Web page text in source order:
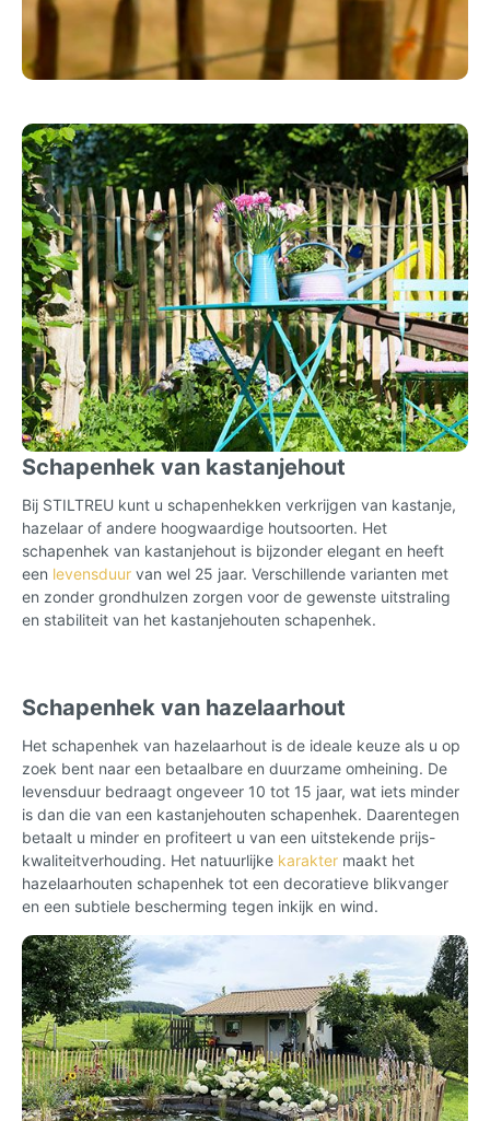
Schapenhek van kastanjehout
Bij STILTREU kunt u schapenhekken verkrijgen van kastanje,
hazelaar of andere hoogwaardige houtsoorten. Het
schapenhek van kastanjehout is bijzonder elegant en heeft
een levensduur van wel 25 jaar. Verschillende varianten met
en zonder grondhulzen zorgen voor de gewenste uitstraling
en stabiliteit van het kastanjehouten schapenhek.
Schapenhek van hazelaarhout
Het schapenhek van hazelaarhout is de ideale keuze als u op
zoek bent naar een betaalbare en duurzame omheining. De
levensduur bedraagt ongeveer 10 tot 15 jaar, wat iets minder
is dan die van een kastanjehouten schapenhek. Daarentegen
betaalt u minder en profiteert u van een uitstekende prijs-
kwaliteitverhouding. Het natuurlijke karakter maakt het
hazelaarhouten schapenhek tot een decoratieve blikvanger
en een subtiele bescherming tegen inkijk en wind.